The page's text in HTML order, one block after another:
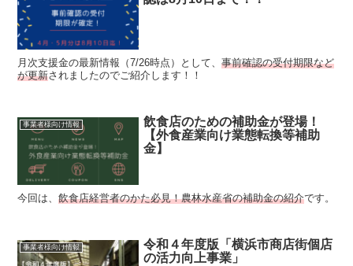
月次支援金の最新情報（7/26時点）として、事前確認の受付期限など
が更新されましたのでご紹介します！！
事業者様向け情報
飲食店のための補助金が登場！
【外食産業向け業態転換等補助
金】
今回は、飲食店経営者のかた必見！農林水産省の補助金の紹介です。
事業者様向け情報
令和４年度版「横浜市商店街個店
の活力向上事業」